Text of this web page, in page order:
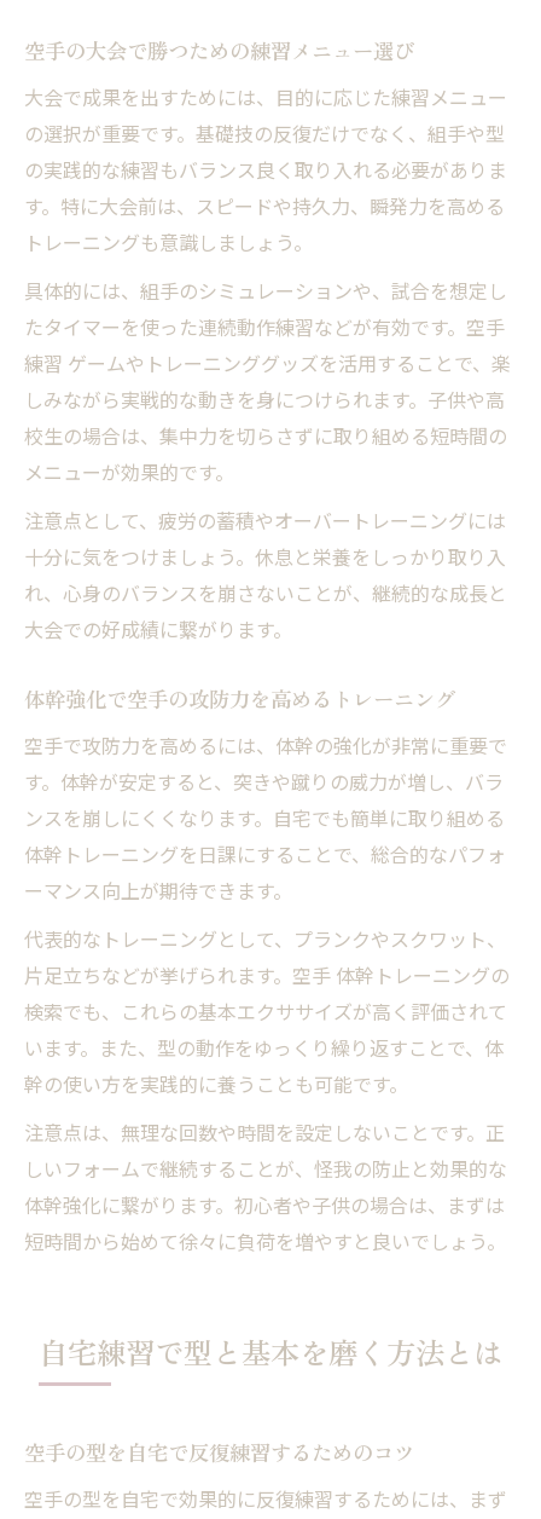
空手の大会で勝つための練習メニュー選び
大会で成果を出すためには、目的に応じた練習メニュー
の選択が重要です。基礎技の反復だけでなく、組手や型
の実践的な練習もバランス良く取り入れる必要がありま
す。特に大会前は、スピードや持久力、瞬発力を高める
トレーニングも意識しましょう。
具体的には、組手のシミュレーションや、試合を想定し
たタイマーを使った連続動作練習などが有効です。空手
練習 ゲームやトレーニンググッズを活用することで、楽
しみながら実戦的な動きを身につけられます。子供や高
校生の場合は、集中力を切らさずに取り組める短時間の
メニューが効果的です。
注意点として、疲労の蓄積やオーバートレーニングには
十分に気をつけましょう。休息と栄養をしっかり取り入
れ、心身のバランスを崩さないことが、継続的な成長と
大会での好成績に繋がります。
体幹強化で空手の攻防力を高めるトレーニング
空手で攻防力を高めるには、体幹の強化が非常に重要で
す。体幹が安定すると、突きや蹴りの威力が増し、バラ
ンスを崩しにくくなります。自宅でも簡単に取り組める
体幹トレーニングを日課にすることで、総合的なパフォ
ーマンス向上が期待できます。
代表的なトレーニングとして、プランクやスクワット、
片足立ちなどが挙げられます。空手 体幹トレーニングの
検索でも、これらの基本エクササイズが高く評価されて
います。また、型の動作をゆっくり繰り返すことで、体
幹の使い方を実践的に養うことも可能です。
注意点は、無理な回数や時間を設定しないことです。正
しいフォームで継続することが、怪我の防止と効果的な
体幹強化に繋がります。初心者や子供の場合は、まずは
短時間から始めて徐々に負荷を増やすと良いでしょう。
自宅練習で型と基本を磨く方法とは
空手の型を自宅で反復練習するためのコツ
空手の型を自宅で効果的に反復練習するためには、まず